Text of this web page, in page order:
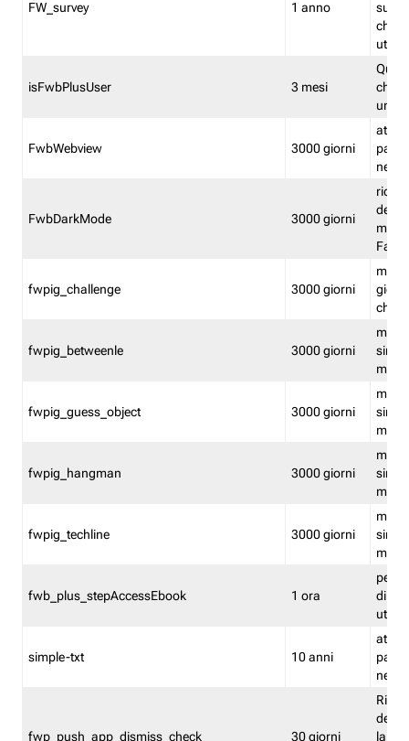
FW_survey 1 anno
utenti
isFwbPlusUser 3 mesi
che
una
FwbWebview 3000 giorni
attiva
FwbDarkMode 3000 giorni
fwpig_challenge 3000 giorni
fwpig_betweenle 3000 giorni
fwpig_guess_object 3000 giorni
fwpig_hangman 3000 giorni
fwpig_techline 3000 giorni
fwb_plus_stepAccessEbook 1 ora
di un
simple-txt 10 anni
attiva
fwp_push_app_dismiss_check 30 giorni
la